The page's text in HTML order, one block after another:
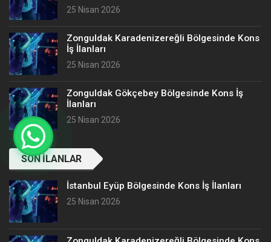
25 Nisan 2026
Zonguldak Karadenizereğli Bölgesinde Kons
İş İlanları
25 Nisan 2026
Zonguldak Gökçebey Bölgesinde Kons İş
İlanları
25 Nisan 2026
SON İLANLAR
İstanbul Eyüp Bölgesinde Kons İş İlanları
25 Nisan 2026